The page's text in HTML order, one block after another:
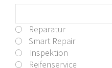
Reparatur
Smart Repair
Inspektion
Reifenservice